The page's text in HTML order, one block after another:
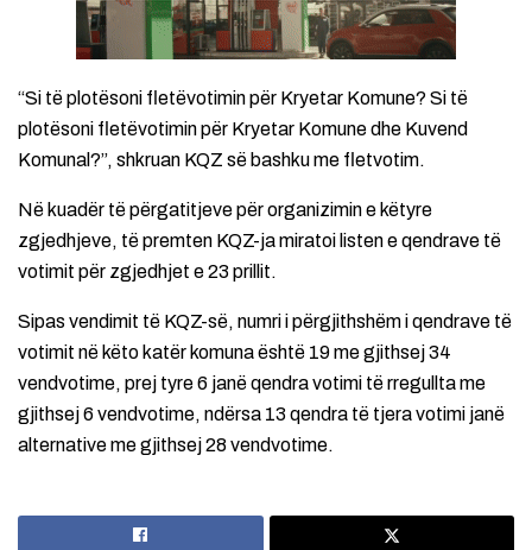
“Si të plotësoni fletëvotimin për Kryetar Komune? Si të
plotësoni fletëvotimin për Kryetar Komune dhe Kuvend
Komunal?”, shkruan KQZ së bashku me fletvotim.
Në kuadër të përgatitjeve për organizimin e këtyre
zgjedhjeve, të premten KQZ-ja miratoi listen e qendrave të
votimit për zgjedhjet e 23 prillit.
Sipas vendimit të KQZ-së, numri i përgjithshëm i qendrave të
votimit në këto katër komuna është 19 me gjithsej 34
vendvotime, prej tyre 6 janë qendra votimi të rregullta me
gjithsej 6 vendvotime, ndërsa 13 qendra të tjera votimi janë
alternative me gjithsej 28 vendvotime.